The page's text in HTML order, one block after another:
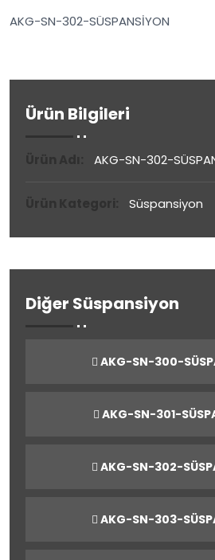
AKG-SN-302-SÜSPANSİYON
Ürün Bilgileri
AKG-SN-302-
Süspansiyon
Diğer Süspansiyon
AKG-SN-300-
AKG-SN-301-
AKG-SN-302-
AKG-SN-303-